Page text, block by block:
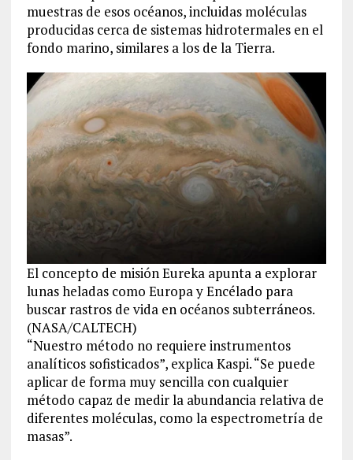
muestras de esos océanos, incluidas moléculas
producidas cerca de sistemas hidrotermales en el
fondo marino, similares a los de la Tierra.
El concepto de misión Eureka apunta a explorar
lunas heladas como Europa y Encélado para
buscar rastros de vida en océanos subterráneos.
(NASA/CALTECH)
“Nuestro método no requiere instrumentos
analíticos sofisticados”, explica Kaspi. “Se puede
aplicar de forma muy sencilla con cualquier
método capaz de medir la abundancia relativa de
diferentes moléculas, como la espectrometría de
masas”.